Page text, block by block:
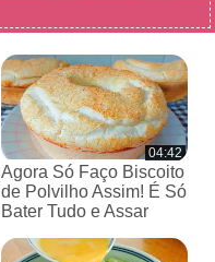
04:42
Agora Só Faço Biscoito
de Polvilho Assim! É Só
Bater Tudo e Assar